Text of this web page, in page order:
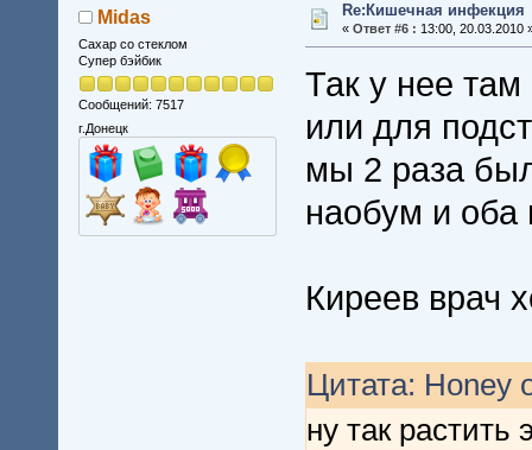
Midas
Сахар со стеклом
Супер бэйбик
Сообщений: 7517
г.Донецк
Re:Кишечная инфекция
« Ответ #6 : 13:00, 20.03.2010
Так у нее
или для
мы 2 раза
наобум и оба
Киреев врач
Цитата: Honey
ну так